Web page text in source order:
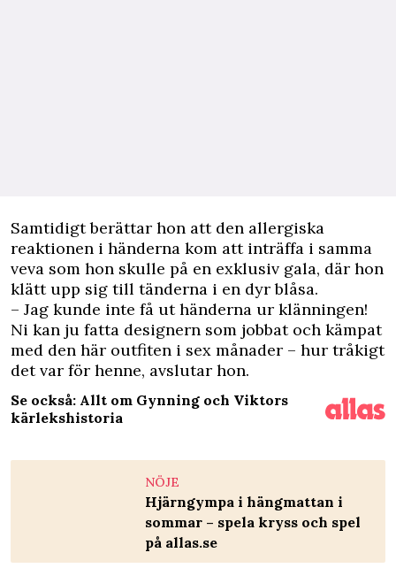
Samtidigt berättar hon att den allergiska
reaktionen i händerna kom att inträffa i samma
veva som hon skulle på en exklusiv gala, där hon
klätt upp sig till tänderna i en dyr blåsa.
– Jag kunde inte få ut händerna ur klänningen!
Ni kan ju fatta designern som jobbat och kämpat
med den här outfiten i sex månader – hur tråkigt
det var för henne, avslutar hon.
Se också: Allt om Gynning och Viktors
kärlekshistoria
NÖJE
Hjärngympa i hängmattan i
sommar – spela kryss och spel
på allas.se